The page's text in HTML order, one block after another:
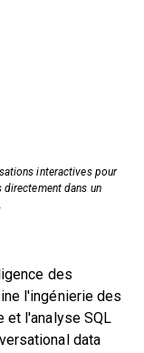
interactives pour
directement dans un
des
l'ingénierie des
et l'analyse SQL
data